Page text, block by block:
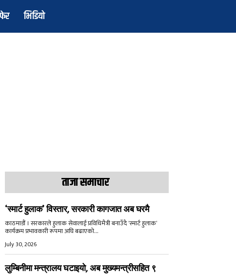
भिडियो
ताजा समाचार
‘स्मार्ट हुलाक’ विस्तार, सरकारी कागजात अब घरमै
काठमाडौं । सरकारले हुलाक सेवालाई प्रविधिमैत्री बनाउँदै ‘स्मार्ट हुलाक’
कार्यक्रम प्रभावकारी रूपमा अघि बढाएको...
July 30, 2026
लुम्बिनीमा मन्त्रालय घटाइयो, अब मुख्यमन्त्रीसहित ९